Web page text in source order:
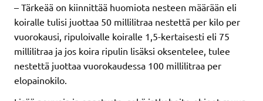
– Tärkeää on kiinnittää huomiota nesteen määrään eli
koiralle tulisi juottaa 50 millilitraa nestettä per kilo per
vuorokausi, ripuloivalle koiralle 1,5-kertaisesti eli 75
millilitraa ja jos koira ripulin lisäksi oksentelee, tulee
nestettä juottaa vuorokaudessa 100 millilitraa per
elopainokilo.